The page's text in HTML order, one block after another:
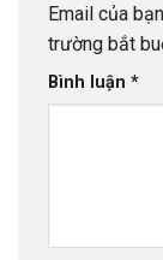
Email của
trường bắt
Bình luận *